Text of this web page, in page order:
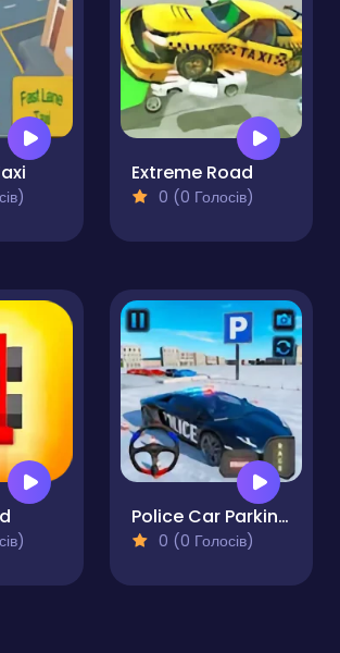
Extreme Road
0 (0 Голосів)
Police Car Parking Game
0 (0 Голосів)